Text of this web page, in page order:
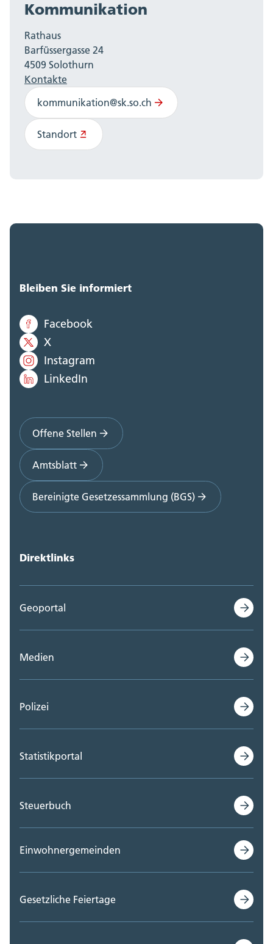
Kommunikation
Rathaus
Barfüssergasse 24
4509 Solothurn
Kontakte
kommunikation@sk.so.ch
Standort
Bleiben Sie informiert
Facebook
X
Instagram
LinkedIn
Offene Stellen
Amtsblatt
Bereinigte Gesetzessammlung (BGS)
Direktlinks
Geoportal
Medien
Polizei
Statistikportal
Steuerbuch
Einwohnergemeinden
Gesetzliche Feiertage